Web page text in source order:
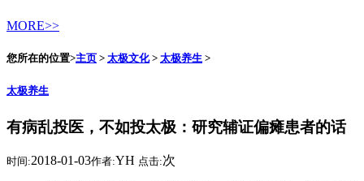
MORE>>
您所在的位置>主页 > 太极文化> 太极养生 >
太极养生
有病乱投医，不如投太极：研究辅证偏瘫患者的话
时间:2018-01-03作者:YH 点击:次